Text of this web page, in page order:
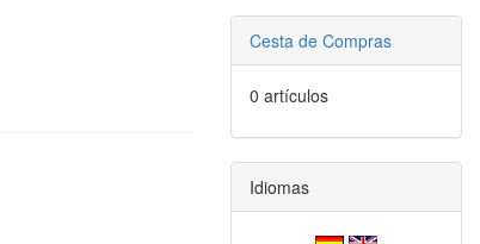
Cesta de Compras
0 artículos
Idiomas